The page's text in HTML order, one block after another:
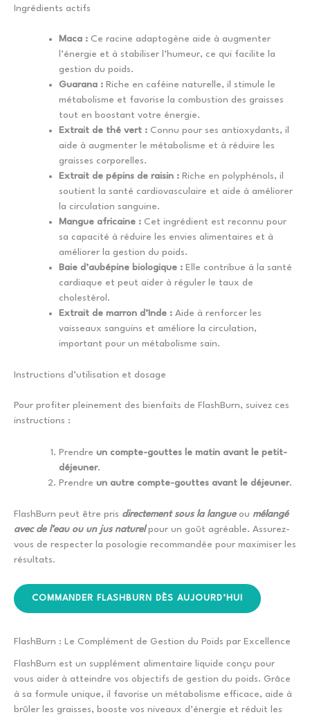
Ingrédients actifs
Maca : Ce racine adaptogène aide à augmenter
l’énergie et à stabiliser l’humeur, ce qui facilite la
gestion du poids.
Guarana : Riche en caféine naturelle, il stimule le
métabolisme et favorise la combustion des graisses
tout en boostant votre énergie.
Extrait de thé vert : Connu pour ses antioxydants, il
aide à augmenter le métabolisme et à réduire les
graisses corporelles.
Extrait de pépins de raisin : Riche en polyphénols, il
soutient la santé cardiovasculaire et aide à améliorer
la circulation sanguine.
Mangue africaine : Cet ingrédient est reconnu pour
sa capacité à réduire les envies alimentaires et à
améliorer la gestion du poids.
Baie d’aubépine biologique : Elle contribue à la santé
cardiaque et peut aider à réguler le taux de
cholestérol.
Extrait de marron d’Inde : Aide à renforcer les
vaisseaux sanguins et améliore la circulation,
important pour un métabolisme sain.
Instructions d’utilisation et dosage
Pour profiter pleinement des bienfaits de FlashBurn, suivez ces
instructions :
Prendre un compte-gouttes le matin avant le petit-
déjeuner.
Prendre un autre compte-gouttes avant le déjeuner.
FlashBurn peut être pris directement sous la langueou mélangé
avec de l’eau ou un jus naturelpour un goût agréable. Assurez-
vous de respecter la posologie recommandée pour maximiser les
résultats.
COMMANDER FLASHBURN DÈS AUJOURD’HUI
FlashBurn : Le Complément de Gestion du Poids par Excellence
FlashBurn est un supplément alimentaire liquide conçu pour
vous aider à atteindre vos objectifs de gestion du poids. Grâce
à sa formule unique, il favorise un métabolisme efficace, aide à
brûler les graisses, booste vos niveaux d’énergie et réduit les